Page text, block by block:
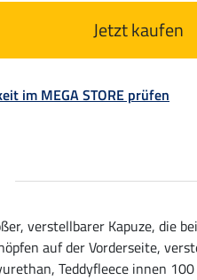
Jetzt kaufen
im MEGA STORE prüfen
verstellbarer Kapuze, die
auf der Vorderseite,
Teddyfleece innen 100